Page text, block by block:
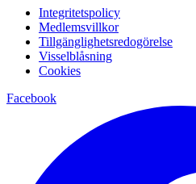
Integritetspolicy
Medlemsvillkor
Tillgänglighetsredogörelse
Visselblåsning
Cookies
Facebook